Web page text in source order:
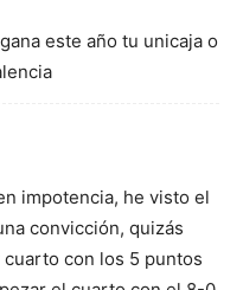
este año tu unicaja o
impotencia, he visto el
convicción, quizás
con los 5 puntos